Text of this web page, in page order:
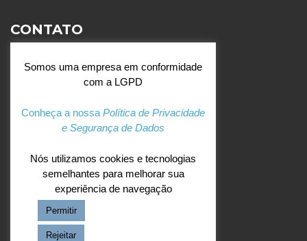
CONTATO
Santa Catarina - São José do
Rio Preto (SP)
+55 (17) 3354 7000
agostiniano@csj.g12.br
REDES SOCIAIS
Facebook
Instagram
Somos uma empresa em conformidade
com a LGPD
Conheça a nossa Política de Privacidade
e Segurança de Dados
Nós utilizamos cookies e tecnologias
semelhantes para melhorar sua
experiência de navegação
Permitir
Rejeitar